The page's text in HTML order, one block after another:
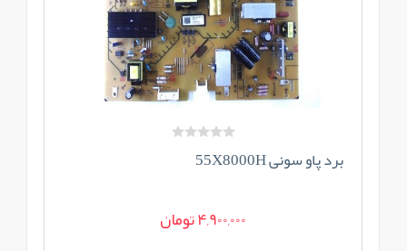
برد پاو سونی 55X8000H
4,900,000 تومان